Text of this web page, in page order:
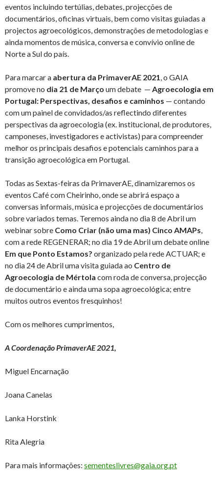
eventos incluindo tertúlias, debates, projecções de
documentários, oficinas virtuais, bem como visitas guiadas a
projectos agroecológicos, demonstrações de metodologias e
ainda momentos de música, conversa e convívio online de
Norte a Sul do país.
Para marcar a abertura da PrimaverAE 2021, o GAIA
promove no dia 21 de Março um debate — Agroecologia em
Portugal: Perspectivas, desafios e caminhos — contando
com um painel de convidados/as reflectindo diferentes
perspectivas da agroecologia (ex. institucional, de produtores,
camponeses, investigadores e activistas) para compreender
melhor os principais desafios e potenciais caminhos para a
transição agroecológica em Portugal.
Todas as Sextas-feiras da PrimaverAE, dinamizaremos os
eventos Café com Cheirinho, onde se abrirá espaço a
conversas informais, música e projecções de documentários
sobre variados temas. Teremos ainda no dia 8 de Abril um
webinar sobre Como Criar (não uma mas) Cinco AMAPs,
com a rede REGENERAR; no dia 19 de Abril um debate online
Em que Ponto Estamos? organizado pela rede ACTUAR; e
no dia 24 de Abril uma visita guiada ao Centro de
Agroecologia de Mértola com roda de conversa, projecção
de documentário e ainda uma sopa agroecológica; entre
muitos outros eventos fresquinhos!
Com os melhores cumprimentos,
A Coordenação PrimaverAE 2021,
Miguel Encarnação
Joana Canelas
Lanka Horstink
Rita Alegria
Para mais informações: sementeslivres@gaia.org.pt